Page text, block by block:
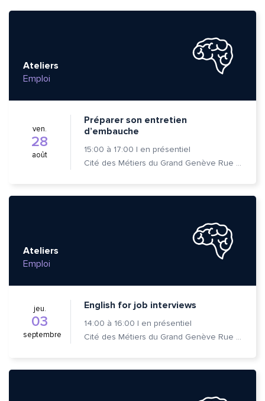
Ateliers
Emploi
ven.
28
août
Préparer son entretien
d’embauche
15:00 à 17:00 | en présentiel
Cité des Métiers du Grand Genève Rue Prévost-Martin 6 1205 Genève
Ateliers
Emploi
jeu.
03
septembre
English for job interviews
14:00 à 16:00 | en présentiel
Cité des Métiers du Grand Genève Rue Prévost-Martin 6 1205 Genève